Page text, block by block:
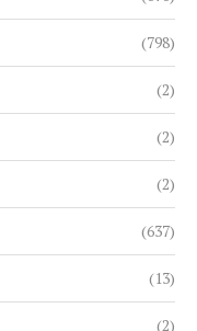
(798)
(2)
(2)
(2)
(637)
(13)
(2)